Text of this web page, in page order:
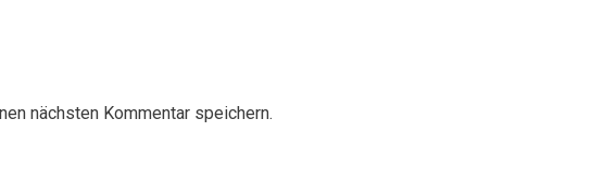
nächsten Kommentar speichern.